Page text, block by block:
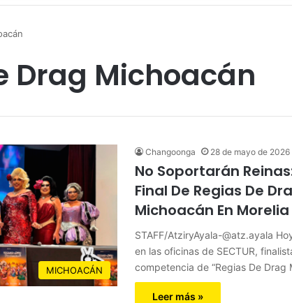
Drag Michoacán
MICHOACÁN
Changoonga 28 de mayo de 2026
No Soportarán
Final De Regias De
Michoacán En Morelia
STAFF/AtziryAyala-@atz.ayala
en las oficinas de SECTUR,
competencia de “Regias De Drag
Leer más »